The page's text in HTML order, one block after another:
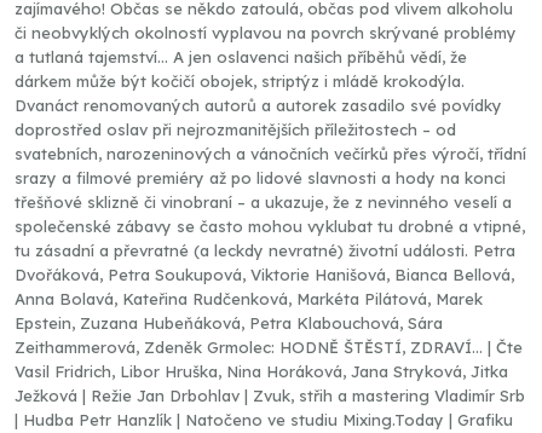
zajímavého! Občas se někdo zatoulá, občas pod vlivem alkoholu
či neobvyklých okolností vyplavou na povrch skrývané problémy
a tutlaná tajemství… A jen oslavenci našich příběhů vědí, že
dárkem může být kočičí obojek, striptýz i mládě krokodýla.
Dvanáct renomovaných autorů a autorek zasadilo své povídky
doprostřed oslav při nejrozmanitějších příležitostech – od
svatebních, narozeninových a vánočních večírků přes výročí, třídní
srazy a filmové premiéry až po lidové slavnosti a hody na konci
třešňové sklizně či vinobraní – a ukazuje, že z nevinného veselí a
společenské zábavy se často mohou vyklubat tu drobné a vtipné,
tu zásadní a převratné (a leckdy nevratné) životní události. Petra
Dvořáková, Petra Soukupová, Viktorie Hanišová, Bianca Bellová,
Anna Bolavá, Kateřina Rudčenková, Markéta Pilátová, Marek
Epstein, Zuzana Hubeňáková, Petra Klabouchová, Sára
Zeithammerová, Zdeněk Grmolec: HODNĚ ŠTĚSTÍ, ZDRAVÍ… | Čte
Vasil Fridrich, Libor Hruška, Nina Horáková, Jana Stryková, Jitka
Ježková | Režie Jan Drbohlav | Zvuk, střih a mastering Vladimír Srb
| Hudba Petr Hanzlík | Natočeno ve studiu Mixing.Today | Grafiku